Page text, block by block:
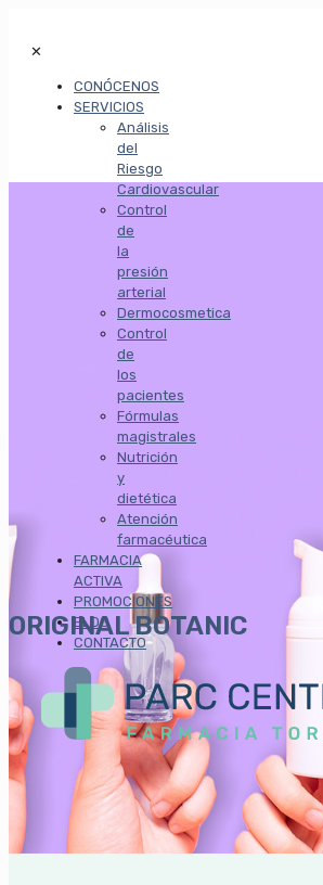
✕
CONÓCENOS
SERVICIOS
Análisis
del
Riesgo
Cardiovascular
Control
de
la
presión
arterial
Dermocosmetica
Control
de
los
pacientes
Fórmulas
magistrales
Nutrición
y
dietética
Atención
farmacéutica
FARMACIA
ACTIVA
PROMOCIONES
BLOG
CONTACTO
ORIGINAL BOTANIC